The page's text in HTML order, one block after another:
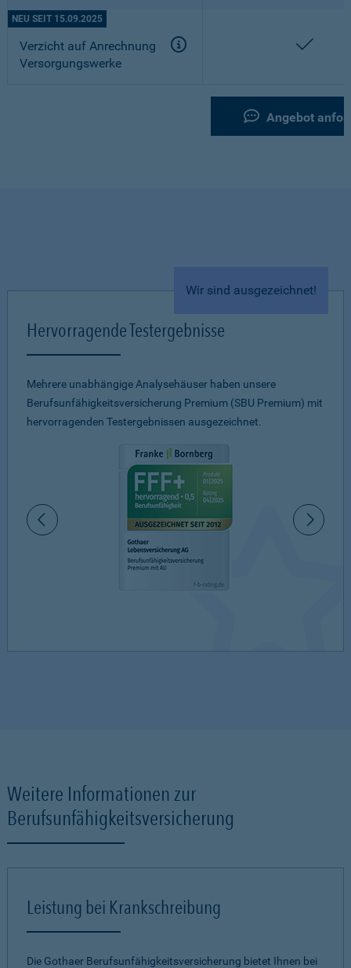
NEU SEIT 15.09.2025
Verzicht auf Anrechnung
Versorgungswerke
Angebot
Wir sind ausgezeichnet!
Hervorragende Testergebnisse
Mehrere unabhängige Analysehäuser haben unsere
Berufsunfähigkeitsversicherung Premium (SBU Premium) mit
hervorragenden Testergebnissen ausgezeichnet.
Weitere Informationen zur
Berufsunfähigkeitsversicherung
Leistung bei Krankschreibung
Die Gothaer Berufsunfähigkeits­versiche­rung bietet Ihnen bei